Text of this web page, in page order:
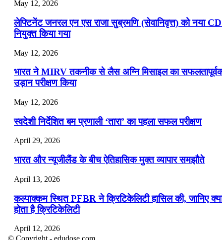
May 12, 2026
लेफ्टिनेंट जनरल एन एस राजा सुब्रमणि (सेवानिवृत्त) को नया
नियुक्त किया गया
May 12, 2026
भारत ने MIRV तकनीक से लैस अग्नि मिसाइल का
उड़ान परीक्षण किया
May 12, 2026
स्वदेशी निर्देशित बम प्रणाली ‘तारा’ का पहला सफल परीक्षण
April 29, 2026
भारत और न्यूजीलैंड के बीच ऐतिहासिक मुक्त व्यापार समझौते
April 13, 2026
कल्पाक्कम स्थित PFBR ने क्रिटिकेलिटी हासिल की, जानिए
होता है क्रिटिकेलिटी
April 12, 2026